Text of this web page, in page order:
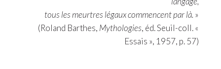
tous les meurtres légaux commencent par là. »
(Roland Barthes, Mythologies, éd. Seuil-coll. «
Essais », 1957, p. 57)